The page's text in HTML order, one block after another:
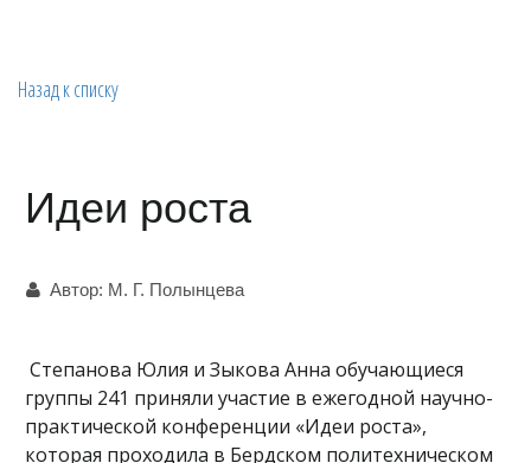
Назад к списку
Идеи роста
Автор: М. Г. Полынцева
Степанова Юлия и Зыкова Анна обучающиеся
группы 241 приняли участие в ежегодной научно-
практической конференции «Идеи роста»,
которая проходила в Бердском политехническом